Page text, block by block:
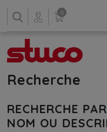
0
Recherche
RECHERCHE
NOM OU